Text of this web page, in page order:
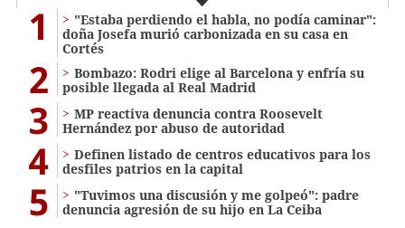
1
"Estaba perdiendo el habla, no podía caminar":
doña Josefa murió carbonizada en su casa en
Cortés
2
Bombazo: Rodri elige al Barcelona y enfría su
posible llegada al Real Madrid
3
MP reactiva denuncia contra Roosevelt
Hernández por abuso de autoridad
4
Definen listado de centros educativos para los
desfiles patrios en la capital
5
"Tuvimos una discusión y me golpeó": padre
denuncia agresión de su hijo en La Ceiba